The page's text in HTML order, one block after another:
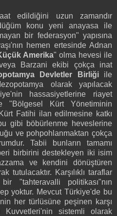
edildiğini uzun zamandır
konu yeni anayasa ile
bir federasyon" yapısına
hemen ertesinde Adnan
Amerika" olma hevesi ile
Barzani ekibi çokça inat
Devletler Birliğiile
olarak yapılacak
hassasiyetlerine riayet
"Bölgesel Kürt Yönetiminin
Fatihi ilan edilmesine katkı
gibi böbürlenme heveslerine
ve pohpohlanmaktan çokça
Tabii bunların tamamı
birbirini destekleyen iki isim
ve kendini dönüştüren
tutulacaktır. Karşılıklı taraflar
"tahteravalli politikası"nın
yoktur. Mevcut Türkiye'de bu
her türlüsüne peşinen karşı
Kuvvetleri'nin sistemli olarak